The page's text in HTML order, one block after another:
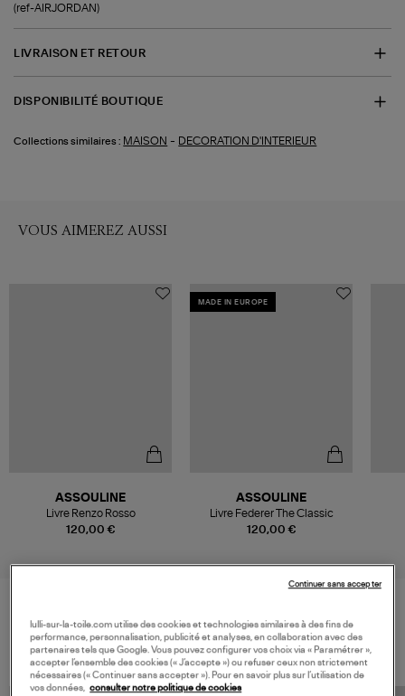
(ref-AIRJORDAN)
LIVRAISON ET RETOUR
DISPONIBILITÉ BOUTIQUE
Collections similaires : MAISON - DECORATION D'INTERIEUR
VOUS AIMEREZ AUSSI
120,00 €
ASSOULINE
Livre Renzo Rosso
MADE IN EUROPE
120,00 €
ASSOULINE
Livre Federer The Classic
VOS DERNIERS PRODUITS VUS
lulli-sur-la-toile.com utilise des cookies et technologies similaires à des fins de
performance, personnalisation, publicité et analyses, en collaboration avec des
partenaires tels que Google. Vous pouvez configurer vos choix via « Paramétrer »,
accepter l’ensemble des cookies (« J’accepte ») ou refuser ceux non strictement
nécessaires (« Continuer sans accepter »). Pour en savoir plus sur l’utilisation de
vos données,
consulter notre politique de cookies
Continuer sans accepter